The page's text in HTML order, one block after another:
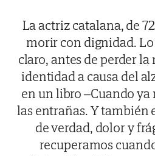
La actriz catalana, de
morir con dignidad.
claro, antes de perder
identidad a causa del
en un libro –Cuando ya
las entrañas. Y también
de verdad, dolor y
recuperamos